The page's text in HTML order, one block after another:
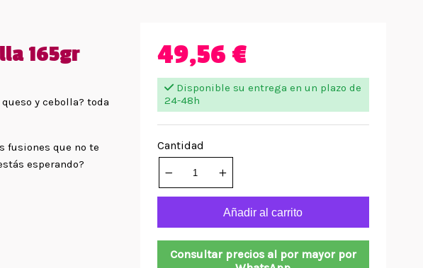
165gr
y cebolla? toda
fusiones que no te
esperando?
49,56 €
Disponible su entrega en un plazo de
24-48h
Cantidad
Añadir al carrito
Consultar precios al por mayor por